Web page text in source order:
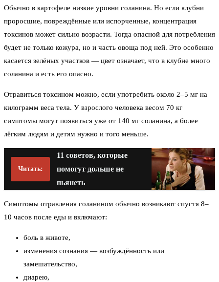
Обычно в картофеле низкие уровни соланина. Но если клубни
проросшие, повреждённые или испорченные, концентрация
токсинов может сильно возрасти. Тогда опасной для потребления
будет не только кожура, но и часть овоща под ней. Это особенно
касается зелёных участков — цвет означает, что в клубне много
соланина и есть его опасно.
Отравиться токсином можно, если употребить около 2–5 мг на
килограмм веса тела. У взрослого человека весом 70 кг
симптомы могут появиться уже от 140 мг соланина, а более
лёгким людям и детям нужно и того меньше.
Читать:
11 советов, которые
помогут дольше не
пьянеть
Симптомы отравления соланином обычно возникают спустя 8–
10 часов после еды и включают:
боль в животе,
изменения сознания — возбуждённость или
замешательство,
диарею,